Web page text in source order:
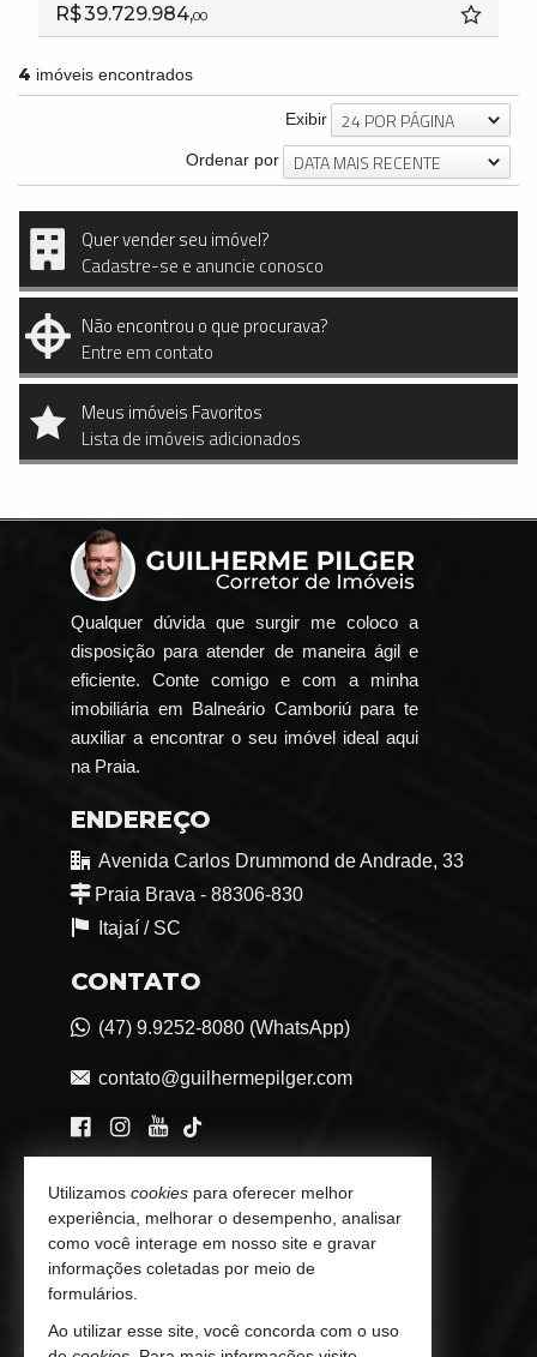
R$ 39.729.984,00
4 imóveis encontrados
Exibir 24 POR PÁGINA
Ordenar por DATA MAIS RECENTE
Quer vender seu imóvel?
Cadastre-se e anuncie conosco
Não encontrou o que procurava?
Entre em contato
Meus imóveis Favoritos
Lista de imóveis adicionados
Qualquer dúvida que surgir me coloco a
disposição para atender de maneira ágil e
eficiente. Conte comigo e com a minha
imobiliária em Balneário Camboriú para te
auxiliar a encontrar o seu imóvel ideal aqui
na Praia.
ENDEREÇO
Avenida Carlos Drummond de Andrade, 33
Praia Brava - 88306-830
Itajaí / SC
CONTATO
(47) 9.9252-8080 (WhatsApp)
contato@guilhermepilger.com
VEJA MAIS
Consultoria Imobiliária Personalizada
trabalhe conosco
Indicadores Financeiros
Utilizamos cookies para oferecer melhor
experiência, melhorar o desempenho, analisar
como você interage em nosso site e gravar
informações coletadas por meio de
formulários.
Ao utilizar esse site, você concorda com o uso